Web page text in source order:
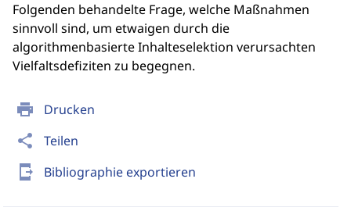
print Drucken
share Teilen
send_to_mobile Bibliographie exportieren
Folgenden behandelte Frage, welche Maßnahmen
sinnvoll sind, um etwaigen durch die
algorithmenbasierte Inhalteselektion verursachten
Vielfaltsdefiziten zu begegnen.